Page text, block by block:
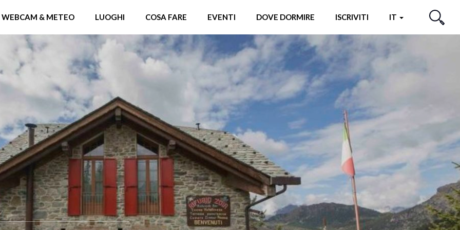
WEBCAM & METEO LUOGHI COSA FARE EVENTI DOVE DORMIRE ISCRIVITI IT
CERCA